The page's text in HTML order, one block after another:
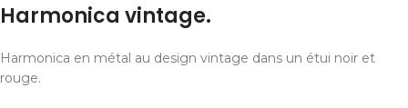
Harmonica vintage.
Harmonica en métal au design vintage dans un étui noir et
rouge.